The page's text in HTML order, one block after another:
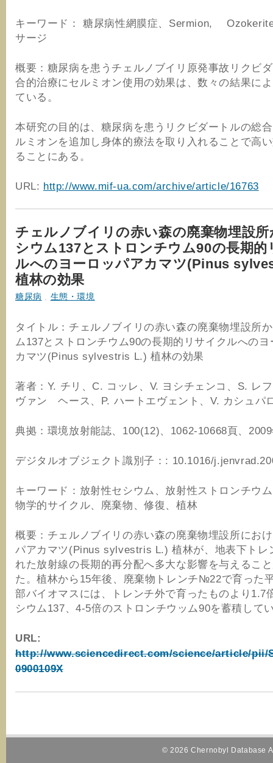
キーワード： 糖尿病性網膜症、Sermion,
サージ
概要：糖尿病を患うチェルノブイリ原発事故リクビ
合的治療にセルミオン使用の効果は、数々の結果に
ている。
本研究の目的は、糖尿病を患うリクビダートルの総
ルミオンを追加し身体的療法を取り入れることで高
ることにある。
URL: http://www.mif-ua.com/archive/article/16763
チェルノブイリの赤い森の廃棄物埋設
シウム137とストロンチウム90の長期的
ルへのヨーロッパアカマツ(Pinus
植林の効果
糖尿病 , 生態・環境
タイトル：チェルノブイリの赤い森の廃棄物埋設所
ム137とストロンチウム90の長期的リサイクルへの
カマツ(Pinus sylvestris L.) 植林の効果
著者：Y. チリ、C. コッレ、V. ヨシチェンコ、S. レ
ヴァン ヘース、P. ハートエヴェント、V. カシュパ
典拠：環境放射能誌、100(12)、1062‐10668頁、
デジタルオブジェクト識別子：: 10.1016/
キーワード：放射性セシウム、放射性ストロンチウ
物学的サイクル、廃棄物、修復、植林
概要：チェルノブイリの赤い森の廃棄物埋設所にお
パアカマツ(Pinus sylvestris L.) 植林が、地表下トレ
れた放射線の長期的再分配へ多大な影響を与えるこ
た。植林から15年後、廃棄物トレンチ№22で育った
部バイオマスには、トレンチ外で育ったものより1.7
シウム137、4-5倍のストロンチウッム90を蓄積して
URL:
http://www.sciencedirect.com/science/article/pii/
0900109X
© 2026 Chernobyl Database